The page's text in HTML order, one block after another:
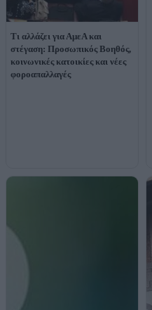
Τι αλλάζει για ΑμεΑ και
στέγαση: Προσωπικός Βοηθός,
κοινωνικές κατοικίες και νέες
φοροαπαλλαγές